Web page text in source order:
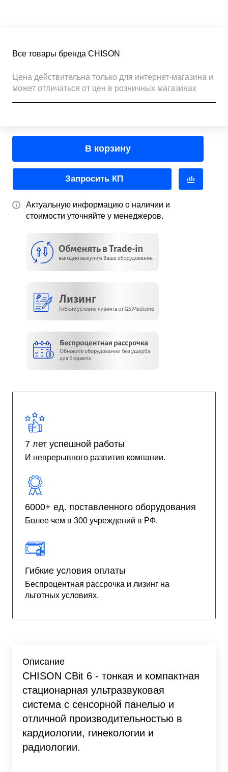
Все товары бренда CHISON
Цена действительна только для интернет-магазина и
может отличаться от цен в розничных магазинах
В корзину
Запросить КП
Актуальную информацию о наличии и
стоимости уточняйте у менеджеров.
7 лет успешной работы
И непрерывного развития компании.
6000+ ед. поставленного оборудования
Более чем в 300 учреждений в РФ.
Гибкие условия оплаты
Беспроцентная рассрочка и лизинг на
льготных условиях.
Описание
CHISON CBit 6 - тонкая и компактная
стационарная ультразвуковая
система с сенсорной панелью и
отличной производительностью в
кардиологии, гинекологии и
радиологии.